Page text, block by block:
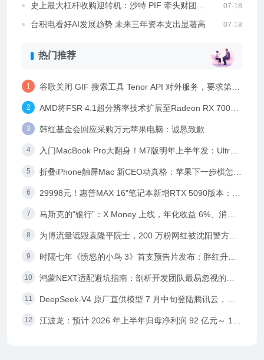
票奖励，2030 年解禁
史上最大杠杆收购迎转机：沙特 PIF 牵头财团
550 亿美元收购 EA，欧盟反补贴审查预计 7 月
07-18
台积电看好AI发展趋势 未来三年资本支出显著高
07-18
热门推荐
谷歌关闭 GIF 搜索工具 Tenor API 对外服务，要求第三
方平台另寻出路
AMD将FSR 4.1超分辨率技术扩展至Radeon RX 7000
系列显卡，Adrenalin Edition 26.6.2驱动同步发布
韩红基金会回应采购万元苹果电脑：诚恳致歉
入门MacBook Pro大翻身！M7版明年上半年发：Ultra
同款设计
折叠iPhone触屏Mac 新CEO动真格：苹果下一步棋怎么
走
29998元！惠普MAX 16"笔记本新增RTX 5090版本：双
16GB内存+1TB SSD
马斯克的“银行”：X Money 上线，年化收益 6%、消费
返现 3%
为博流量诋毁袁隆平院士，200 万粉网红被沈阳警方依
法刑拘
时隔七年《愤怒的小鸟 3》首支预告片发布：胖红升级
全职奶爸面对育儿挑战，12 月 23 日北美上映
鸿蒙NEXT适配避坑指南：剖析开发团队最易忽视的技
术盲区
DeepSeek-V4 原厂直供模型 7 月中旬登陆腾讯云，同
步引入峰谷定价机制
江波龙：预计 2026 年上半年归母净利润 92 亿元～ 110